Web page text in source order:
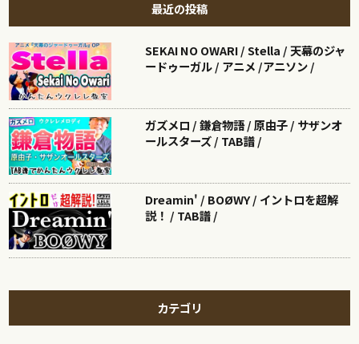
最近の投稿
SEKAI NO OWARI / Stella / 天幕のジャ
ードゥーガル / アニメ /アニソン /
ガズメロ / 鎌倉物語 / 原由子 / サザンオ
ールスターズ / TAB譜 /
Dreamin' / BOØWY / イントロを超解
説！ / TAB譜 /
カテゴリ